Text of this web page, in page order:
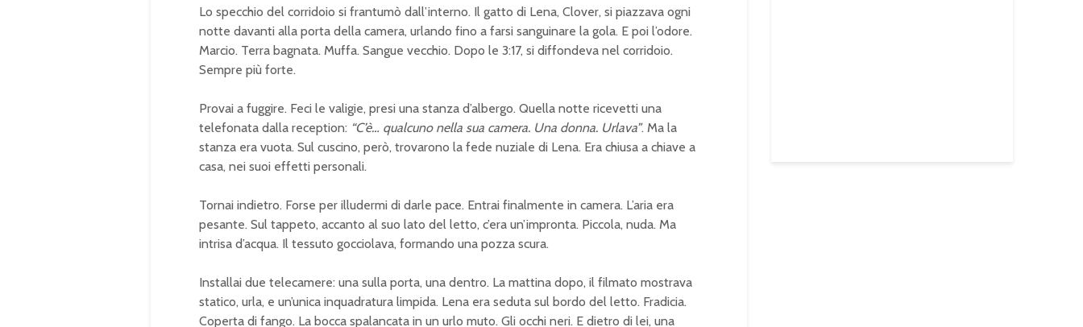
Lo specchio del corridoio si frantumò dall’interno. Il gatto di Lena, Clover, si piazzava ogni
notte davanti alla porta della camera, urlando fino a farsi sanguinare la gola. E poi l’odore.
Marcio. Terra bagnata. Muffa. Sangue vecchio. Dopo le 3:17, si diffondeva nel corridoio.
Sempre più forte.
Provai a fuggire. Feci le valigie, presi una stanza d’albergo. Quella notte ricevetti una
telefonata dalla reception: “C’è… qualcuno nella sua camera. Una donna. Urlava”. Ma la
stanza era vuota. Sul cuscino, però, trovarono la fede nuziale di Lena. Era chiusa a chiave a
casa, nei suoi effetti personali.
Tornai indietro. Forse per illudermi di darle pace. Entrai finalmente in camera. L’aria era
pesante. Sul tappeto, accanto al suo lato del letto, c’era un’impronta. Piccola, nuda. Ma
intrisa d’acqua. Il tessuto gocciolava, formando una pozza scura.
Installai due telecamere: una sulla porta, una dentro. La mattina dopo, il filmato mostrava
statico, urla, e un’unica inquadratura limpida. Lena era seduta sul bordo del letto. Fradicia.
Coperta di fango. La bocca spalancata in un urlo muto. Gli occhi neri. E dietro di lei, una